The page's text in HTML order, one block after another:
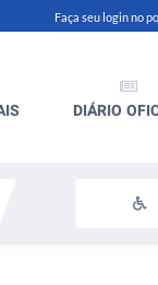
Faça seu login no
DIÁRIO